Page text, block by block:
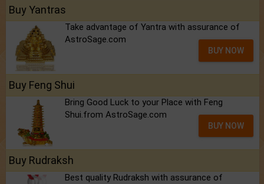
Buy Yantras
Take advantage of Yantra with assurance of
AstroSage.com
BUY NOW
Buy Feng Shui
Bring Good Luck to your Place with Feng
Shui.from AstroSage.com
BUY NOW
Buy Rudraksh
Best quality Rudraksh with assurance of